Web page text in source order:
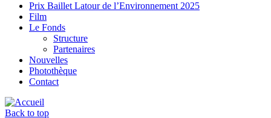
Prix Baillet Latour de l’Environnement 2025
Film
Le Fonds
Structure
Partenaires
Nouvelles
Photothèque
Contact
Back to top